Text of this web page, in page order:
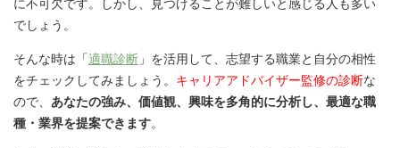
に不可欠です。しかし、見つけることが難しいと感じる人も多い
でしょう。
そんな時は「適職診断 」を活用して、志望する職業と自分の相性
をチェックしてみましょう。 キャリアアドバイザー監修の診断な
ので、 あなたの強み、価値観、興味を多角的に分析し、最適な職
種・業界を提案できます。